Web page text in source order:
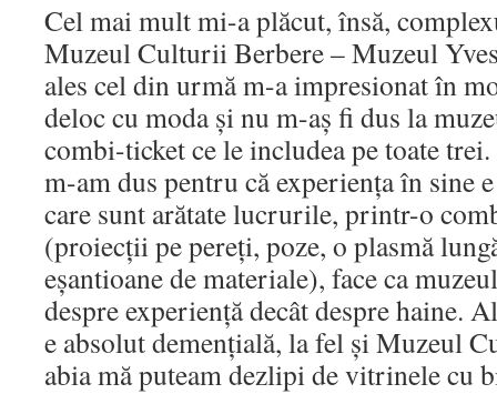
Cel mai mult mi-a plăcut, însă,
Muzeul Culturii Berbere – Muzeul
ales cel din urmă m-a impresionat în
deloc cu moda și nu m-aș fi dus la
combi-ticket ce le includea pe toate
m-am dus pentru că experiența în sine
care sunt arătate lucrurile, printr-o
(proiecții pe pereți, poze, o plasmă
eșantioane de materiale), face ca
despre experiență decât despre haine.
e absolut demențială, la fel și Muzeul
abia mă puteam dezlipi de vitrinele cu